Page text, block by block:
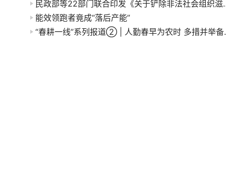
民政部等22部门联合
能效领跑者竟成“落后产能”
“春耕一